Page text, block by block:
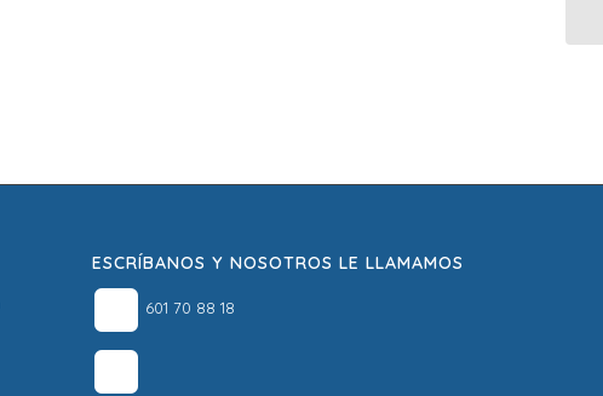
ESCRÍBANOS Y NOSOTROS LE LLAMAMOS
601 70 88 18